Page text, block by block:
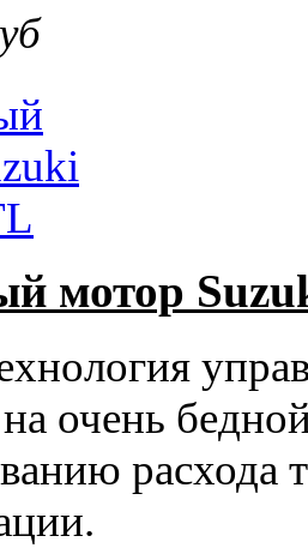
мотор
очень
расхода